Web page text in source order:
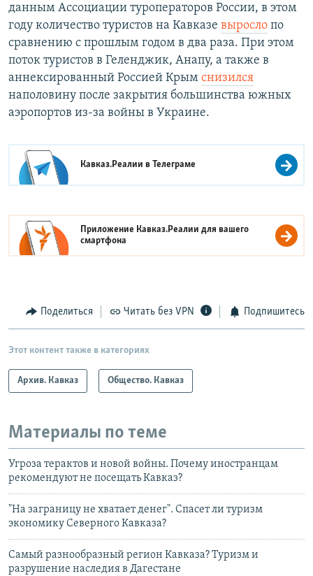
данным Ассоциации туроператоров России, в этом
году количество туристов на Кавказе выросло по
сравнению с прошлым годом в два раза. При этом
поток туристов в Геленджик, Анапу, а также в
аннексированный Россией Крым снизился
наполовину после закрытия большинства южных
аэропортов из-за войны в Украине.
Кавказ.Реалии вТелеграме
Приложение Кавказ.Реалии для вашего
смартфона
Поделиться Читать без VPN Подпишитесь
Этот контент также в категориях
Архив. Кавказ Общество. Кавказ
Материалы по теме
Угроза терактов и новой войны. Почему иностранцам
рекомендуют не посещать Кавказ?
"На заграницу не хватает денег". Спасет ли туризм
экономику Северного Кавказа?
Самый разнообразный регион Кавказа? Туризм и
разрушение наследия в Дагестане